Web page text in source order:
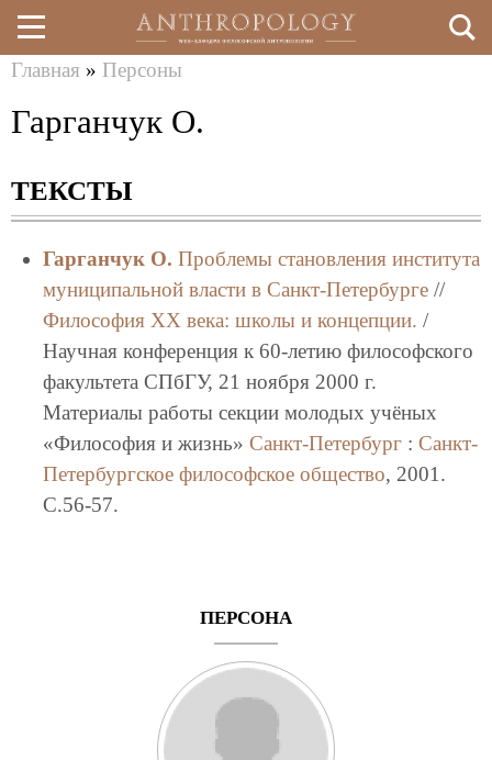
Перейти
к
содержанию
здесь
Главная » Персоны
Гарганчук О.
ТЕКСТЫ
Гарганчук О. Проблемы становления института
муниципальной власти в Санкт-Петербурге//
Философия XX века: школы и концепции. /
Научная конференция к 60-летию философского
факультета СПбГУ, 21 ноября 2000 г.
Материалы работы секции молодых учёных
«Философия и жизнь» Санкт-Петербург: Санкт-
Петербургское философское общество, 2001.
C.56-57.
ПЕРСОНА